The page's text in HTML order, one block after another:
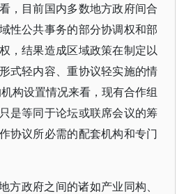
，目前国内多数地方政府间合
性公共事务的部分协调权和部
，结果造成区域政策在制定以
式轻内容、重协议轻实施的情
构设置情况来看，现有合作组
是等同于论坛或联席会议的筹
协议所必需的配套机构和专门
方政府之间的诸如产业同构、